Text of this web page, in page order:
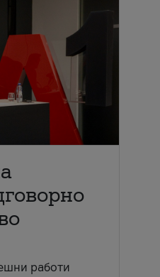
работи